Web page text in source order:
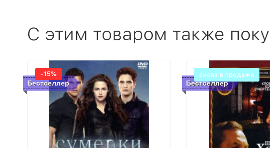
C этим товаром также
Бестселлер
-15%
Бестселлер
снова в продаже